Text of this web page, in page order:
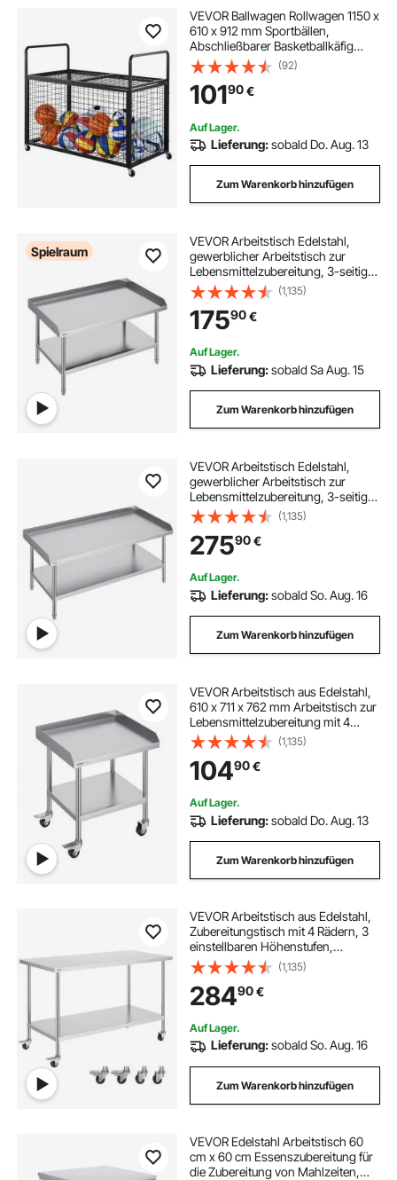
VEVOR Ballwagen Rollwagen 1150 x
610 x 912 mm Sportbällen,
Abschließbarer Basketballkäfig
Ballkäfig, Sportausrüstung für den
Innen- und Außenbereich, Rollbar
Aufbewahrungswagen aus Stahl für
Garagen
(92)
10190€
Auf Lager.
Lieferung:sobald Do. Aug. 13
Zum Warenkorb hinzufügen
Spielraum
VEVOR Arbeitstisch Edelstahl,
gewerblicher Arbeitstisch zur
Lebensmittelzubereitung, 3-seitiger
Spritzschutz, 762 x 1219 x 660 mm
689 kg Tragfähigkeit, mit
einstellbarer Höhe für Restaurants
(1,135)
17590€
Auf Lager.
Lieferung:sobald Sa Aug. 15
Zum Warenkorb hinzufügen
VEVOR Arbeitstisch Edelstahl,
gewerblicher Arbeitstisch zur
Lebensmittelzubereitung, 3-seitiger
Spritzschutz, Arbeitstisch für
Restaurants, Zuhause, Hotels 762 x
1524 x 660 mm
(1,135)
27590€
Auf Lager.
Lieferung:sobald So. Aug. 16
Zum Warenkorb hinzufügen
VEVOR Arbeitstisch aus Edelstahl,
610 x 711 x 762 mm Arbeitstisch zur
Lebensmittelzubereitung mit 4
Rädern, Lenkrollen, 3-seitiger
Spritzschutzwand, Arbeitstisch,
Metall-Arbeitstisch für Restaurants
(1,135)
10490€
Auf Lager.
Lieferung:sobald Do. Aug. 13
Zum Warenkorb hinzufügen
VEVOR Arbeitstisch aus Edelstahl,
Zubereitungstisch mit 4 Rädern, 3
einstellbaren Höhenstufen,
Arbeitstisch zur
Lebensmittelzubereitung für
gewerbliche Küchen und
Restaurants 762 x 1524 x 954,6 mm
(1,135)
28490€
Auf Lager.
Lieferung:sobald So. Aug. 16
Zum Warenkorb hinzufügen
VEVOR Edelstahl Arbeitstisch 60
cm x 60 cm Essenszubereitung für
die Zubereitung von Mahlzeiten,